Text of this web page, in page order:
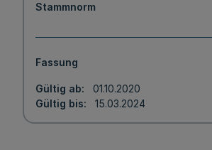
Stammnorm
Fassung
Gültig ab
01.10.2020
Gültig bis
15.03.2024